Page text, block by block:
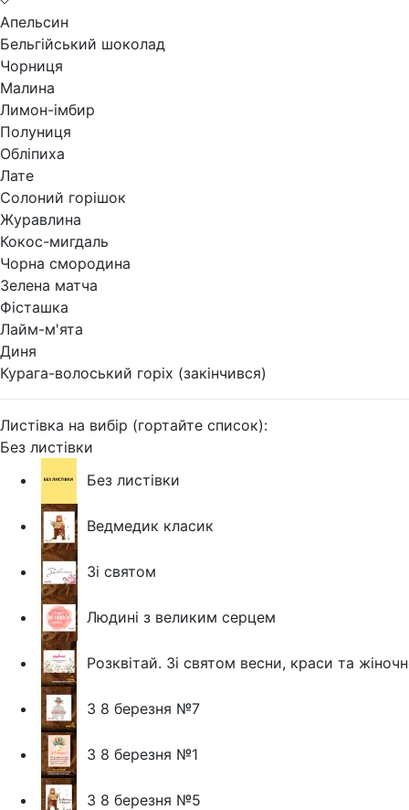
Апельсин
Бельгійський шоколад
Чорниця
Малина
Лимон-імбир
Полуниця
Обліпиха
Лате
Солоний горішок
Журавлина
Кокос-мигдаль
Чорна смородина
Зелена матча
Фісташка
Лайм-м'ята
Диня
Курага-волоський горіх (закінчився)
Листівка на вибір (гортайте список):
Без листівки
Без листівки
Ведмедик класик
Зі святом
Людині з великим серцем
Розквітай. Зі святом весни, краси та
З 8 березня №7
З 8 березня №1
З 8 березня №5